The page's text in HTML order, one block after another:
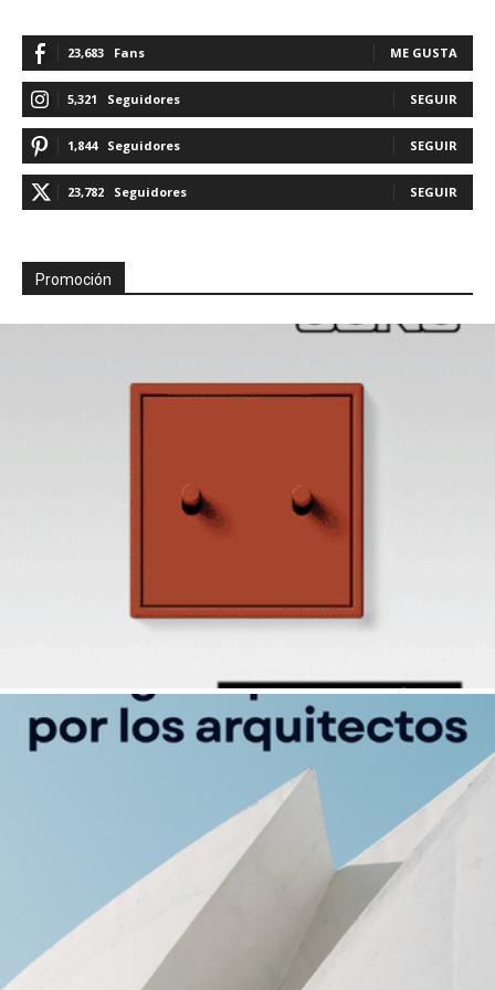
23,683 Fans ME GUSTA
5,321 Seguidores SEGUIR
1,844 Seguidores SEGUIR
23,782 Seguidores SEGUIR
Promoción